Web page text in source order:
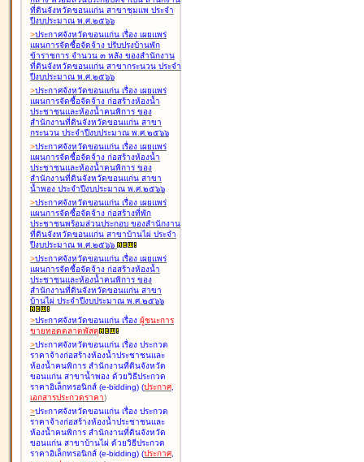
ที่ดินจังหวัดขอนแก่น สาขาชุมแพ ประจำ
ปีงบประมาณ พ.ศ.๒๕๖๖
>ประกาศจังหวัดขอนแก่น เรื่อง เผยแพร่
แผนการจัดซื้อจัดจ้าง ปรับปรุงบ้านพัก
ข้าราชการ จำนวน ๓ หลัง ของสำนักงาน
ที่ดินจังหวัดขอนแก่น สาขากระนวน ประจำ
ปีงบประมาณ พ.ศ.๒๕๖๖
>ประกาศจังหวัดขอนแก่น เรื่อง เผยแพร่
แผนการจัดซื้อจัดจ้าง ก่อสร้างห้องน้ำ
ประชาชนและห้องน้ำคนพิการ ของ
สำนักงานที่ดินจังหวัดขอนแก่น สาขา
กระนวน ประจำปีงบประมาณ พ.ศ.๒๕๖๖
>ประกาศจังหวัดขอนแก่น เรื่อง เผยแพร่
แผนการจัดซื้อจัดจ้าง ก่อสร้างห้องน้ำ
ประชาชนและห้องน้ำคนพิการ ของ
สำนักงานที่ดินจังหวัดขอนแก่น สาขา
น้ำพอง ประจำปีงบประมาณ พ.ศ.๒๕๖๖
>ประกาศจังหวัดขอนแก่น เรื่อง เผยแพร่
แผนการจัดซื้อจัดจ้าง ก่อสร้างที่พัก
ประชาชนพร้อมส่วนประกอบ ของสำนักงาน
ที่ดินจังหวัดขอนแก่น สาขาบ้านไผ่ ประจำ
ปีงบประมาณ พ.ศ.๒๕๖๖
>ประกาศจังหวัดขอนแก่น เรื่อง เผยแพร่
แผนการจัดซื้อจัดจ้าง ก่อสร้างห้องน้ำ
ประชาชนและห้องน้ำคนพิการ ของ
สำนักงานที่ดินจังหวัดขอนแก่น สาขา
บ้านไผ่ ประจำปีงบประมาณ พ.ศ.๒๕๖๖
>ประกาศจังหวัดขอนแก่น เรื่อง ผู้ชนะการ
ขายทอดตลาดพัสดุ
>ประกาศจังหวัดขอนแก่น เรื่อง ประกวด
ราคาจ้างก่อสร้างห้องน้ำประชาชนและ
ห้องน้ำคนพิการ สำนักงานที่ดินจังหวัด
ขอนแก่น สาขาน้ำพอง ด้วยวิธีประกวด
ราคาอิเล็กทรอนิกส์ (e-bidding) (ประกาศ,
เอกสารประกวดราคา)
>ประกาศจังหวัดขอนแก่น เรื่อง ประกวด
ราคาจ้างก่อสร้างห้องน้ำประชาชนและ
ห้องน้ำคนพิการ สำนักงานที่ดินจังหวัด
ขอนแก่น สาขาบ้านไผ่ ด้วยวิธีประกวด
ราคาอิเล็กทรอนิกส์ (e-bidding) (ประกาศ,